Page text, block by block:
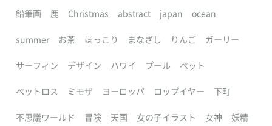
鉛筆画 鹿 Christmas abstract japan ocean
summer お茶 ほっこり まなざし りんご ガーリー
サーフィン デザイン ハワイ プール ペット
ペットロス ミモザ ヨーロッパ ロップイヤー 下町
不思議ワールド 冒険 天国 女の子イラスト 女神 妖精